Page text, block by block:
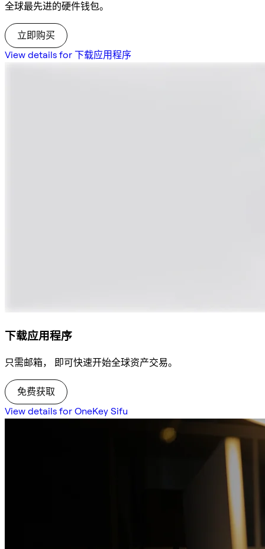
全球最先进的硬件钱包。
立即购买
View details for 下载应用程序
下载应用程序
只需邮箱， 即可快速开始全球资产交易。
免费获取
View details for OneKey Sifu